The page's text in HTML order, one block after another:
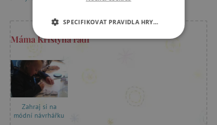
Máma Kristýna radí
Zahraj si na
módní návrhářku
SPECIFIKOVAT PRAVIDLA HRY…
NEZBYTNĚ NUTNÉ COOKIES